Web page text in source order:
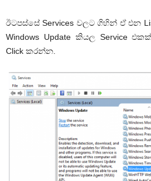
ඊටපස්සේ Services වලට ගිහින් ඒ එන
Windows Update කියල Service
Click කරන්න.